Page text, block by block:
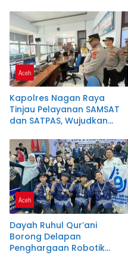
Pembangunan Daerah
Aceh
Kapolres Nagan Raya
Tinjau Pelayanan SAMSAT
dan SATPAS, Wujudkan
Melalui Program
Commander Wish Kapolda
Aceh
Aceh
Dayah Ruhul Qur’ani
Borong Delapan
Penghargaan Robotik